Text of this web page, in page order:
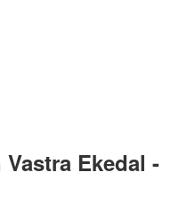
Ekedal -